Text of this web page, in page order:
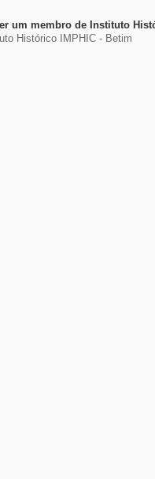
um membro de Instituto
Histórico IMPHIC - Betim